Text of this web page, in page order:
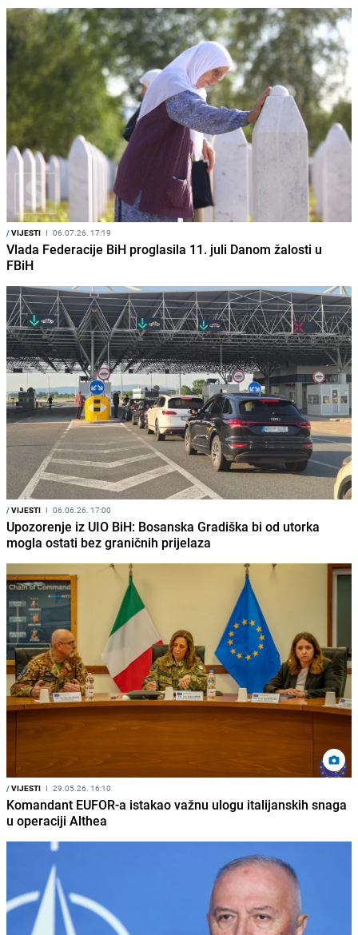
/VIJESTI I 06.07.26. 17:19
Vlada Federacije BiH proglasila 11. juli Danom žalosti u
FBiH
/VIJESTI I 06.06.26. 17:00
Upozorenje iz UIO BiH: Bosanska Gradiška bi od utorka
mogla ostati bez graničnih prijelaza
/VIJESTI I 29.05.26. 16:10
Komandant EUFOR-a istakao važnu ulogu italijanskih snaga
u operaciji Althea